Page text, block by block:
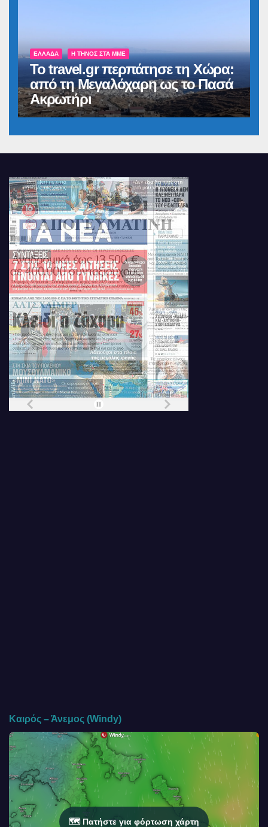
ΕΛΛΆΔΑ Η ΤΉΝΟΣ ΣΤΑ ΜΜΕ
Το travel.gr περπάτησε τη Χώρα:
από τη Μεγαλόχαρη ως το Πασά
Ακρωτήρι
Καιρός – Άνεμος (Windy)
🗺️ Πατήστε για φόρτωση χάρτη